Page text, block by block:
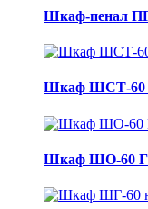
Шкаф-пенал
Шкаф ШСТ-60
Шкаф ШО-60 Г